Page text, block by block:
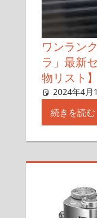
ワンラン
ラ」最新
物リスト】
2024年4月
続きを読む